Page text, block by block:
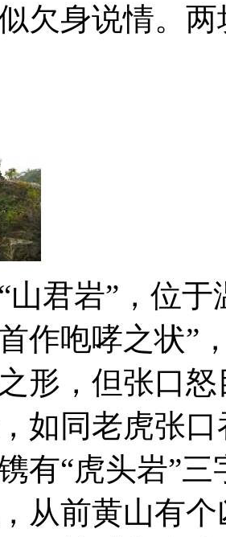
欠身说情。
山君岩”，位
作咆哮之状”
形，但张口
如同老虎张
有“虎头岩”
从前黄山有